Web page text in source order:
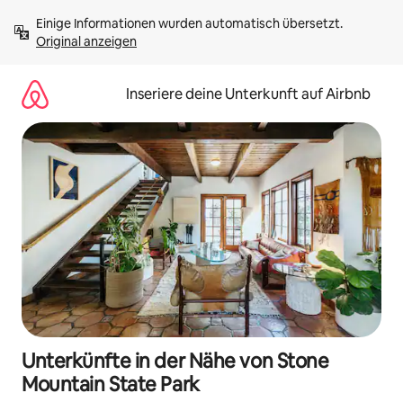
Inhalten
springenOriginal anzeigen
Inseriere deine Unterkunft auf Airbnb
Unterkünfte in der Nähe von Stone
Mountain State Park